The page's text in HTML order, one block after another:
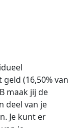
(16,50% van
maak jij de
deel van je
Je kunt er